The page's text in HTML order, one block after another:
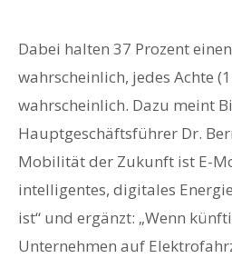
Dabei halten 37 Prozent
wahrscheinlich, jedes Achte
wahrscheinlich. Dazu meint
Hauptgeschäftsführer Dr.
Mobilität der Zukunft ist E-
intelligentes, digitales
ist“ und ergänzt: „Wenn
Unternehmen auf